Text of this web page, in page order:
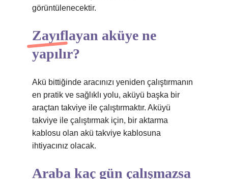
görüntülenecektir.
Zayıflayan aküye ne
yapılır?
Akü bittiğinde aracınızı yeniden çalıştırmanın
en pratik ve sağlıklı yolu, aküyü başka bir
araçtan takviye ile çalıştırmaktır. Aküyü
takviye ile çalıştırmak için, bir aktarma
kablosu olan akü takviye kablosuna
ihtiyacınız olacak.
Araba kaç gün çalışmazsa